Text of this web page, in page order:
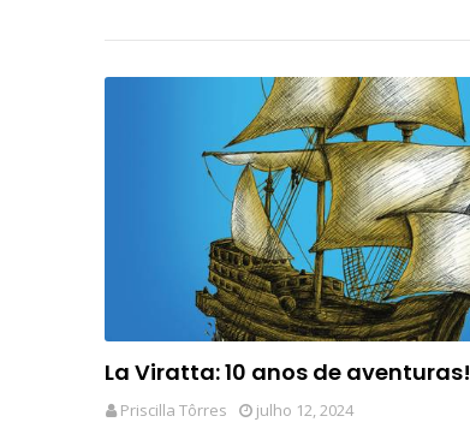
La Viratta: 10 anos de aventuras!
Priscilla Tôrres julho 12, 2024